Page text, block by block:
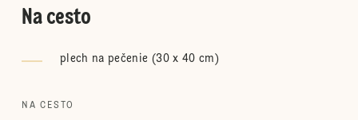
Na cesto
plech na pečenie (30 x 40 cm)
NA CESTO